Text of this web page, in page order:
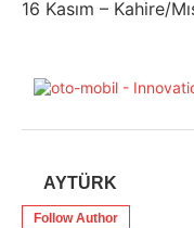
16 Kasım – Kahire/
AYTÜRK
Follow Author